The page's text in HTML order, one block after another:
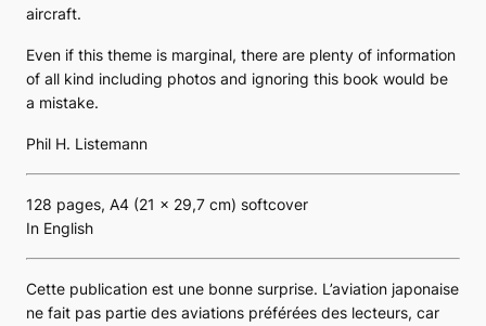
aircraft.
Even if this theme is marginal, there are plenty of information
of all kind including photos and ignoring this book would be
a mistake.
Phil H. Listemann
128 pages, A4 (21 x 29,7 cm) softcover
In English
Cette publication est une bonne surprise. L’aviation japonaise
ne fait pas partie des aviations préférées des lecteurs, car